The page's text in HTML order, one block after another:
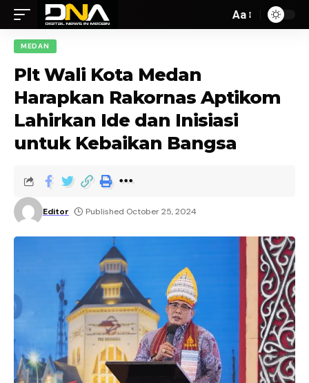
Aa
MEDAN
Plt Wali Kota Medan
Harapkan Rakornas Aptikom
Lahirkan Ide dan Inisiasi
untuk Kebaikan Bangsa
Editor Published October 25, 2024